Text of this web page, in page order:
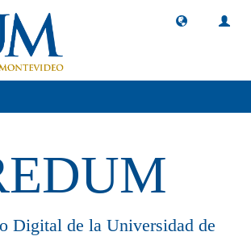
Digital de la Universidad de